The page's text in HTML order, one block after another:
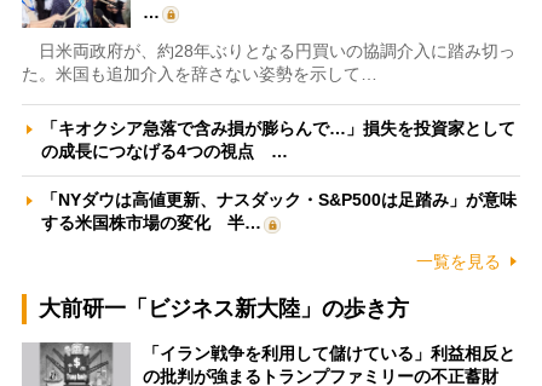
…
日米両政府が、約28年ぶりとなる円買いの協調介入に踏み切っ
た。米国も追加介入を辞さない姿勢を示して…
「キオクシア急落で含み損が膨らんで…」損失を投資家として
の成長につなげる4つの視点 …
「NYダウは高値更新、ナスダック・S&P500は足踏み」が意味
する米国株市場の変化 半…
一覧を見る
大前研一「ビジネス新大陸」の歩き方
「イラン戦争を利用して儲けている」利益相反と
の批判が強まるトランプファミリーの不正蓄財